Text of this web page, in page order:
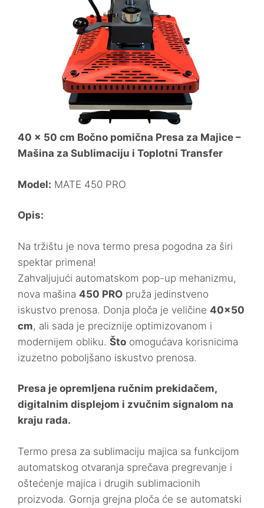
40 x 50 cm Bočno pomična Presa za Majice –
Mašina za Sublimaciju i Toplotni Transfer
Model: MATE 450 PRO
Opis:
Na tržištu je nova termo presa pogodna za širi
spektar primena!
Zahvaljujući automatskom pop-up mehanizmu,
nova mašina 450 PRO pruža jedinstveno
iskustvo prenosa. Donja ploča je veličine 40×50
cm, ali sada je preciznije optimizovanom i
modernijem obliku. Što omogućava korisnicima
izuzetno poboljšano iskustvo prenosa.
Presa je opremljena ručnim prekidačem,
digitalnim displejom i zvučnim signalom na
kraju rada.
Termo presa za sublimaciju majica sa funkcijom
automatskog otvaranja sprečava pregrevanje i
oštećenje majica i drugih sublimacionih
proizvoda. Gornja grejna ploča će se automatski